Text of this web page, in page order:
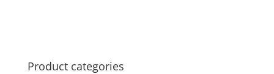
Product categories